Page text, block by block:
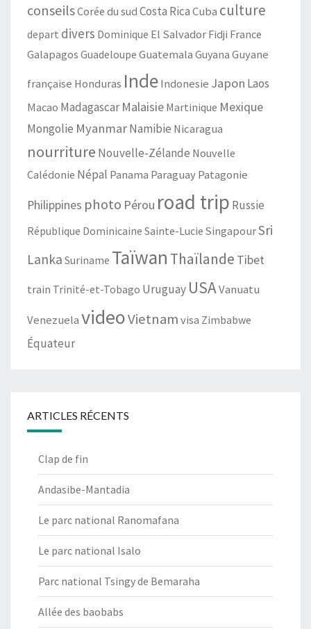
conseilsCorée du sud Costa RicaCuba culture
depart divers Dominique El SalvadorFidji France
Galapagos Guadeloupe Guatemala Guyana Guyane
française Honduras IndeIndonesie Japon Laos
Macao Madagascar Malaisie Martinique Mexique
Mongolie MyanmarNamibie Nicaragua
nourriture Nouvelle-Zélande Nouvelle
Calédonie Népal Panama Paraguay Patagonie
Philippines photo Pérou road trip Russie
République Dominicaine Sainte-Lucie SingapourSri
Lanka Suriname Taïwan Thaïlande Tibet
train Trinité-et-Tobago Uruguay USAVanuatu
VenezuelavideoVietnamvisa Zimbabwe
Équateur
ARTICLES RÉCENTS
Clap de fin
Andasibe-Mantadia
Le parc national Ranomafana
Le parc national Isalo
Parc national Tsingy de Bemaraha
Allée des baobabs